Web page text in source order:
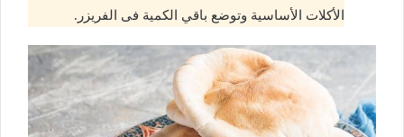
الأكلات الأساسية وتوضع باقي الكمية فى الفريزر.